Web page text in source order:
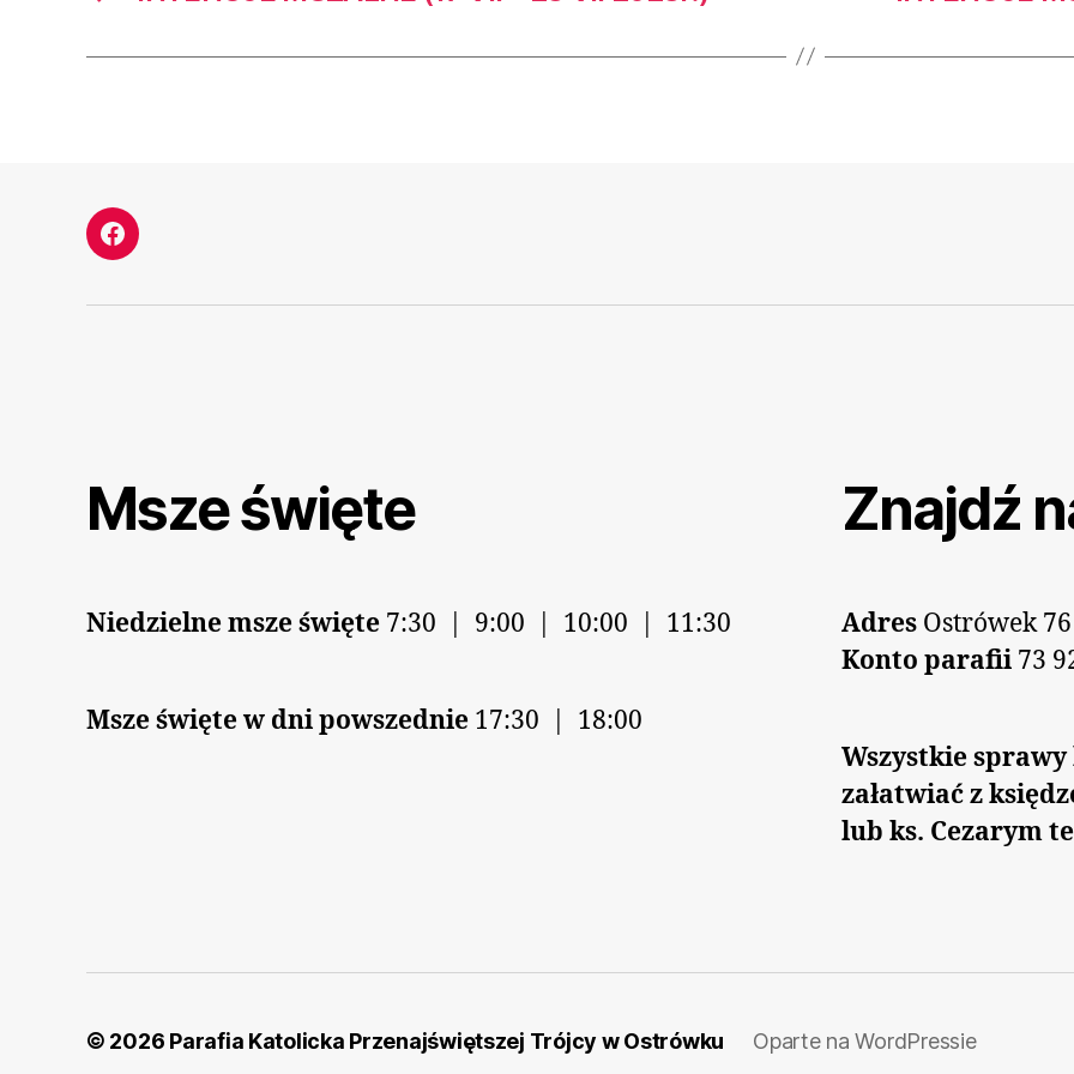
Facebook
Msze święte
Niedzielne msze święte 7:30 | 9:00 | 10:00 | 11:30
Msze święte w dni powszednie 17:30 | 18:00
Znajdź
Adres Ostrówek
Konto parafii 73
Wszystkie
załatwiać z
lub ks. Cezarym
© 2026 Parafia Katolicka Przenajświętszej Trójcy w Ostrówku Oparte na WordPressie